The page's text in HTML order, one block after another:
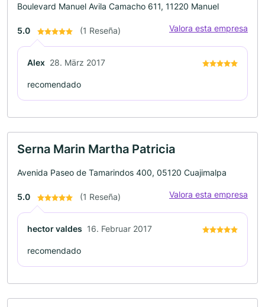
Boulevard Manuel Avila Camacho 611, 11220 Manuel
5.0 (1 Reseña) Valora esta empresa
Alex 28. März 2017
recomendado
Serna Marin Martha Patricia
Avenida Paseo de Tamarindos 400, 05120 Cuajimalpa
5.0 (1 Reseña) Valora esta empresa
hector valdes 16. Februar 2017
recomendado